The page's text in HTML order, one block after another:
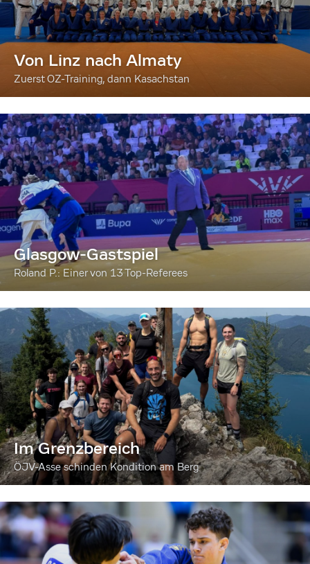
Von Linz nach Almaty
Zuerst OZ-Training, dann Kasachstan
Glasgow-Gastspiel
Roland P.: Einer von 13 Top-Referees
Im Grenzbereich
ÖJV-Asse schinden Kondition am Berg